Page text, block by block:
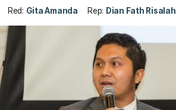
Red: Gita Amanda Rep: Dian Fath Risalah